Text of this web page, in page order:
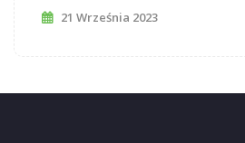
21 Września 2023